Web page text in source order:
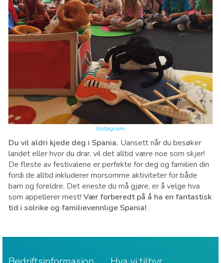
Instagram
Du vil aldri kjede deg i Spania. Uansett når du besøker
landet eller hvor du drar, vil det alltid være noe som skjer!
De fleste av festivalene er perfekte for deg og familien din
fordi de alltid inkluderer morsomme aktiviteter for både
barn og foreldre. Det eneste du må gjøre, er å velge hva
som appellerer mest! Vær forberedt på å ha en fantastisk
tid i solrike og familievennlige Spania!